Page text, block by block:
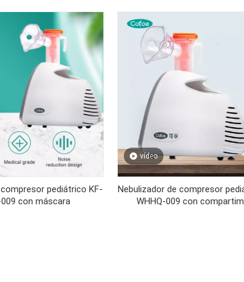
pediátrico KF-
009 con máscara
vídeo
Nebulizador de compresor
WHHQ-009 con